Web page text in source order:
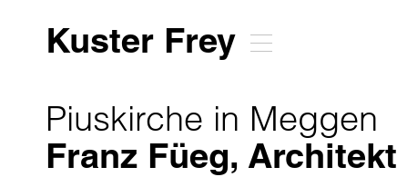
Kuster Frey
Piuskirche in Meggen
Franz Füeg, Architekt